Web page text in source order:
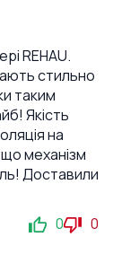
REHAU.
стильно
таким
Якість
на
механізм
Доставили
0 0